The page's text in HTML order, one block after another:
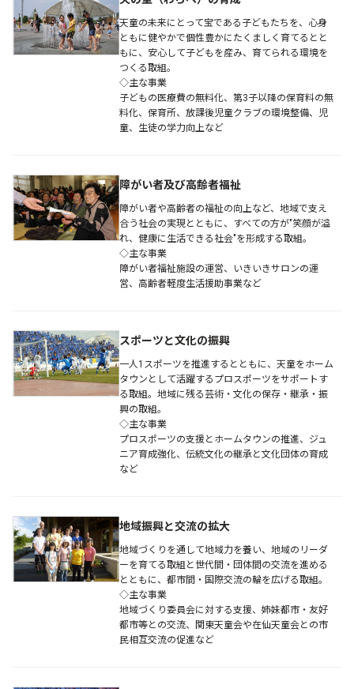
天童の未来にとって宝である子どもたちを、心身
ともに健やかで個性豊かにたくましく育てるとと
もに、安心して子どもを産み、育てられる環境を
つくる取組。
◇主な事業
子どもの医療費の無料化、第3子以降の保育料の無
料化、保育所、放課後児童クラブの環境整備、児
童、生徒の学力向上など
障がい者及び高齢者福祉
障がい者や高齢者の福祉の向上など、地域で支え
合う社会の実現とともに、すべての方が"笑顔が溢
れ、健康に生活できる社会"を形成する取組。
◇主な事業
障がい者福祉施設の運営、いきいきサロンの運
営、高齢者軽度生活援助事業など
スポーツと文化の振興
一人1スポーツを推進するとともに、天童をホーム
タウンとして活躍するプロスポーツをサポートす
る取組。地域に残る芸術・文化の保存・継承・振
興の取組。
◇主な事業
プロスポーツの支援とホームタウンの推進、ジュ
ニア育成強化、伝統文化の継承と文化団体の育成
など
地域振興と交流の拡大
地域づくりを通して地域力を養い、地域のリーダ
ーを育てる取組と世代間・団体間の交流を進める
とともに、都市間・国際交流の輪を広げる取組。
◇主な事業
地域づくり委員会に対する支援、姉妹都市・友好
都市等との交流、関東天童会や在仙天童会との市
民相互交流の促進など